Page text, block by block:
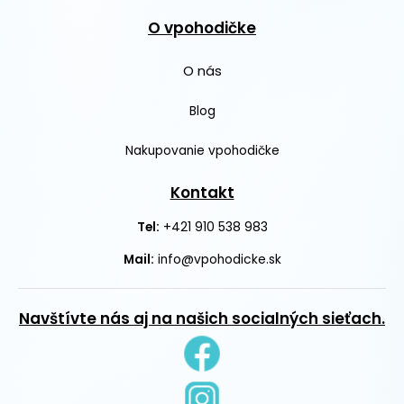
O vpohodičke
O nás
Blog
Nakupovanie vpohodičke
Kontakt
Tel: +421 910 538 983
Mail: info@vpohodicke.sk
Navštívte nás aj na našich socialných sieťach.